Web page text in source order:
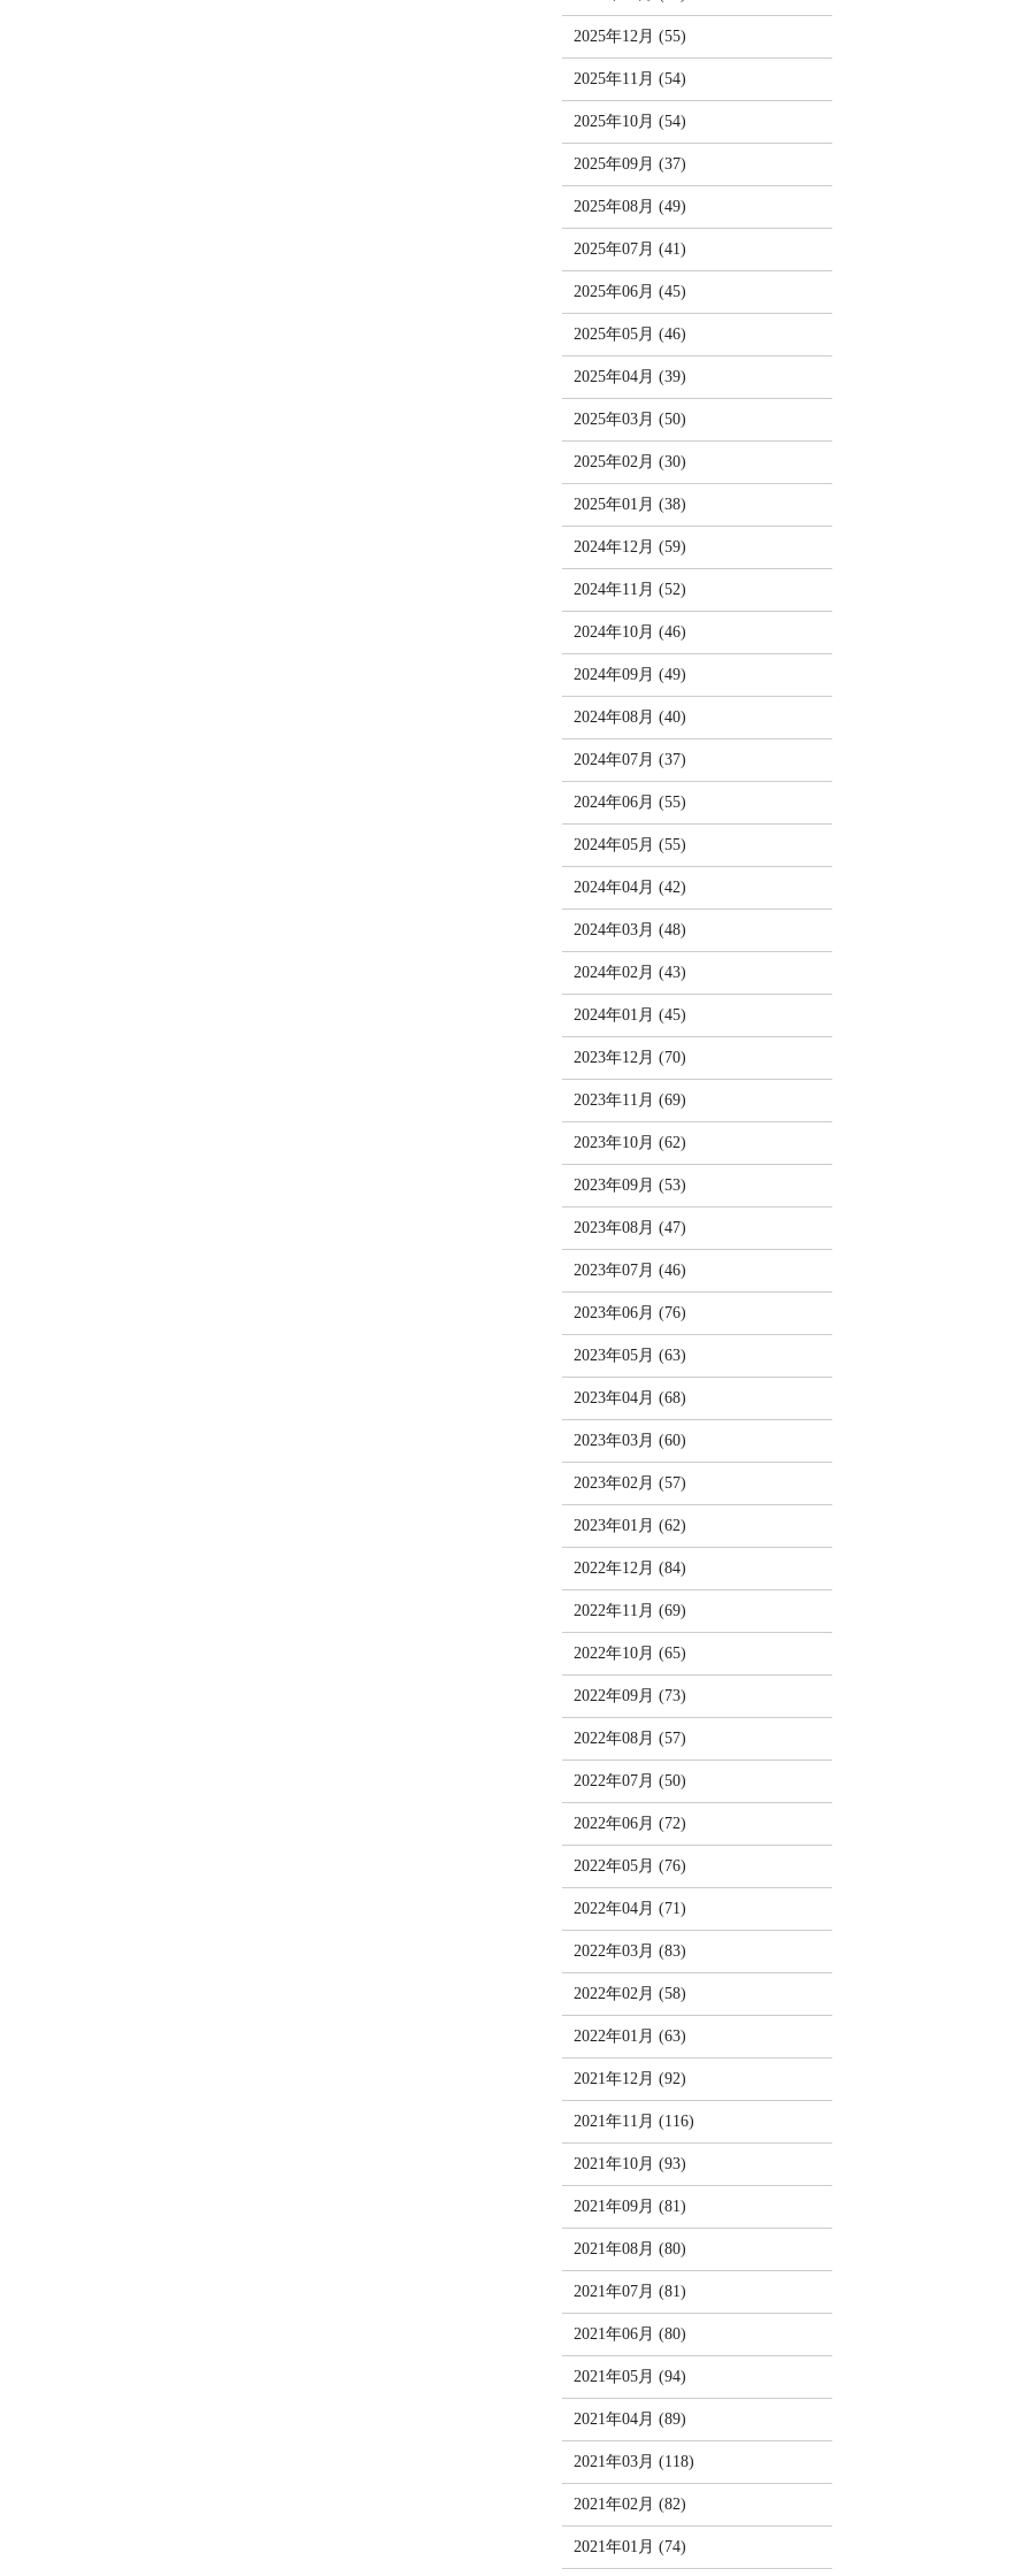
2025年12月 (55)
2025年11月 (54)
2025年10月 (54)
2025年09月 (37)
2025年08月 (49)
2025年07月 (41)
2025年06月 (45)
2025年05月 (46)
2025年04月 (39)
2025年03月 (50)
2025年02月 (30)
2025年01月 (38)
2024年12月 (59)
2024年11月 (52)
2024年10月 (46)
2024年09月 (49)
2024年08月 (40)
2024年07月 (37)
2024年06月 (55)
2024年05月 (55)
2024年04月 (42)
2024年03月 (48)
2024年02月 (43)
2024年01月 (45)
2023年12月 (70)
2023年11月 (69)
2023年10月 (62)
2023年09月 (53)
2023年08月 (47)
2023年07月 (46)
2023年06月 (76)
2023年05月 (63)
2023年04月 (68)
2023年03月 (60)
2023年02月 (57)
2023年01月 (62)
2022年12月 (84)
2022年11月 (69)
2022年10月 (65)
2022年09月 (73)
2022年08月 (57)
2022年07月 (50)
2022年06月 (72)
2022年05月 (76)
2022年04月 (71)
2022年03月 (83)
2022年02月 (58)
2022年01月 (63)
2021年12月 (92)
2021年11月 (116)
2021年10月 (93)
2021年09月 (81)
2021年08月 (80)
2021年07月 (81)
2021年06月 (80)
2021年05月 (94)
2021年04月 (89)
2021年03月 (118)
2021年02月 (82)
2021年01月 (74)